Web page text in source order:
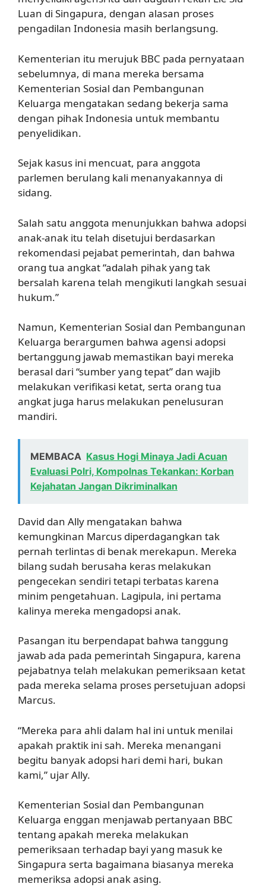
Luan di Singapura, dengan alasan proses
pengadilan Indonesia masih berlangsung.
Kementerian itu merujuk BBC pada pernyataan
sebelumnya, di mana mereka bersama
Kementerian Sosial dan Pembangunan
Keluarga mengatakan sedang bekerja sama
dengan pihak Indonesia untuk membantu
penyelidikan.
Sejak kasus ini mencuat, para anggota
parlemen berulang kali menanyakannya di
sidang.
Salah satu anggota menunjukkan bahwa adopsi
anak-anak itu telah disetujui berdasarkan
rekomendasi pejabat pemerintah, dan bahwa
orang tua angkat “adalah pihak yang tak
bersalah karena telah mengikuti langkah sesuai
hukum.”
Namun, Kementerian Sosial dan Pembangunan
Keluarga berargumen bahwa agensi adopsi
bertanggung jawab memastikan bayi mereka
berasal dari “sumber yang tepat” dan wajib
melakukan verifikasi ketat, serta orang tua
angkat juga harus melakukan penelusuran
mandiri.
MEMBACA Kasus Hogi Minaya Jadi Acuan
Evaluasi Polri, Kompolnas Tekankan: Korban
Kejahatan Jangan Dikriminalkan
David dan Ally mengatakan bahwa
kemungkinan Marcus diperdagangkan tak
pernah terlintas di benak merekapun. Mereka
bilang sudah berusaha keras melakukan
pengecekan sendiri tetapi terbatas karena
minim pengetahuan. Lagipula, ini pertama
kalinya mereka mengadopsi anak.
Pasangan itu berpendapat bahwa tanggung
jawab ada pada pemerintah Singapura, karena
pejabatnya telah melakukan pemeriksaan ketat
pada mereka selama proses persetujuan adopsi
Marcus.
“Mereka para ahli dalam hal ini untuk menilai
apakah praktik ini sah. Mereka menangani
begitu banyak adopsi hari demi hari, bukan
kami,” ujar Ally.
Kementerian Sosial dan Pembangunan
Keluarga enggan menjawab pertanyaan BBC
tentang apakah mereka melakukan
pemeriksaan terhadap bayi yang masuk ke
Singapura serta bagaimana biasanya mereka
memeriksa adopsi anak asing.